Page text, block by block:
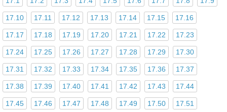
17.10 17.11 17.12 17.13 17.14 17.15 17.16
17.17 17.18 17.19 17.20 17.21 17.22 17.23
17.24 17.25 17.26 17.27 17.28 17.29 17.30
17.31 17.32 17.33 17.34 17.35 17.36 17.37
17.38 17.39 17.40 17.41 17.42 17.43 17.44
17.45 17.46 17.47 17.48 17.49 17.50 17.51